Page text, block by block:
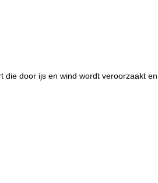
door ijs en wind wordt veroorzaakt